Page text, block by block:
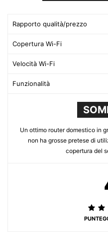
Rapporto qualità/prezzo
Copertura Wi-Fi
Velocità Wi-Fi
Funzionalità
Un ottimo router domestico in
non ha grosse pretese di
copertura del